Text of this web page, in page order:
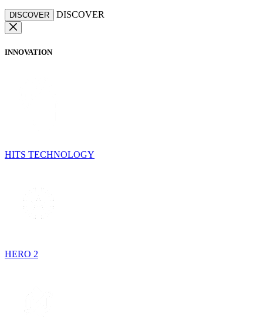
DISCOVER DISCOVER
INNOVATION
HITS TECHNOLOGY
HERO 2